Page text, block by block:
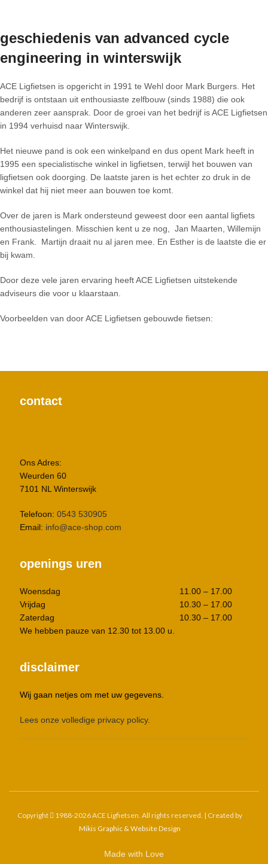
geschiedenis van advanced cycle
engineering in winterswijk
ACE Ligfietsen is opgericht in 1991 te Wehl door Mark Burgers. Het
bedrijf is ontstaan uit enthousiaste zelfbouw (sinds 1988) die ook
anderen zeer aansprak. Door de groei van het bedrijf is ACE Ligfietsen
in 1994 verhuisd naar Winterswijk.
Het nieuwe pand is ook een winkelpand en dus opent Mark heeft in
1995 een specialistische winkel in ligfietsen, terwijl het bouwen van
ligfietsen ook doorging. De laatste jaren is het echter zo druk in de
winkel dat hij niet meer aan bouwen toe komt.
Over de jaren is Mark ondersteund geweest door een aantal ligfiets
enthousiastelingen. Misschien kent u ze nog, Jan Maarten, Willemijn
en Frank. Martijn draait nu al jaren mee. En Esther is de laatste die er
bij kwam.
Door deze vele jaren ervaring heeft ACE Ligfietsen uitstekende
adviseurs die voor u klaarstaan.
Voorbeelden van door ACE Ligfietsen gebouwde fietsen:
contact
Ons Adres:
Weurden 60
7101 NL Winterswijk
Telefoon: 0543 530905
Email: info@ace-shop.com
openings uren
Woensdag
Vrijdag
Zaterdag
11.00 – 17.00
10.30 – 17.00
10.30 – 17.00
We hebben pauze van 12.30 tot 13.00 u.
disclaimer
Wij gaan netjes om met uw gegevens.
Lees onze volledige privacy policy.
Copyright
1988-2026 ACE Ligfietsen. All rights reserved. | Created by
Mikis Graphic & Website Design
Made with Love